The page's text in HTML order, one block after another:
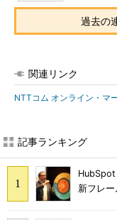
過去の
関連リンク
NTTコム オンライン・マ
記事ランキング
新フレ